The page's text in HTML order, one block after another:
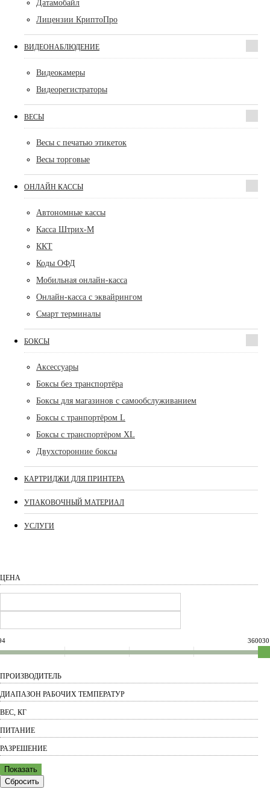
Датамобайл
Лицензии КриптоПро
ВИДЕОНАБЛЮДЕНИЕ
Видеокамеры
Видеорегистраторы
ВЕСЫ
Весы с печатью этикеток
Весы торговые
ОНЛАЙН КАССЫ
Автономные кассы
Касса Штрих-М
ККТ
Коды ОФД
Мобильная онлайн-касса
Онлайн-касса с эквайрингом
Смарт терминалы
БОКСЫ
Аксессуары
Боксы без транспортёра
Боксы для магазинов с самообслуживанием
Боксы с транпортёром L
Боксы с транспортёром XL
Двухсторонние боксы
КАРТРИДЖИ ДЛЯ ПРИНТЕРА
УПАКОВОЧНЫЙ МАТЕРИАЛ
УСЛУГИ
ЦЕНА
360030
ПРОИЗВОДИТЕЛЬ
ДИАПАЗОН РАБОЧИХ ТЕМПЕРАТУР
ВЕС, КГ
ПИТАНИЕ
РАЗРЕШЕНИЕ
Показать
Сбросить